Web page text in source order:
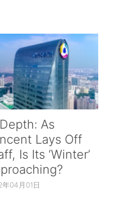
As
Lays Off
Is Its ‘Winter’
年04月01日